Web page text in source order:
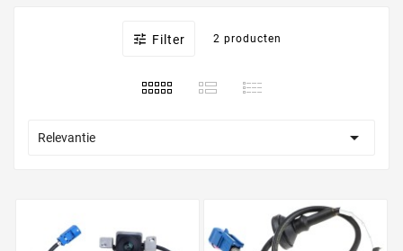
 Filter 2 producten
Relevantie 